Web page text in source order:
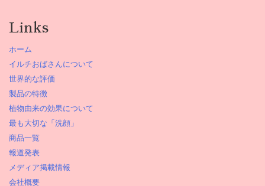
Links
ホーム
イルチおばさんについて
世界的な評価
製品の特徴
植物由来の効果について
最も大切な「洗顔」
商品一覧
報道発表
メディア掲載情報
会社概要